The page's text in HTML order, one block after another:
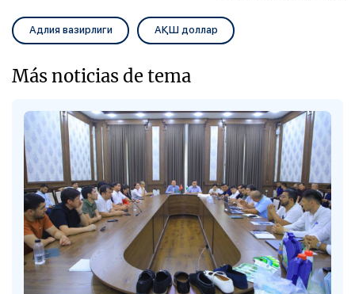
Адлия вазирлиги АҚШ доллар
Más noticias de tema